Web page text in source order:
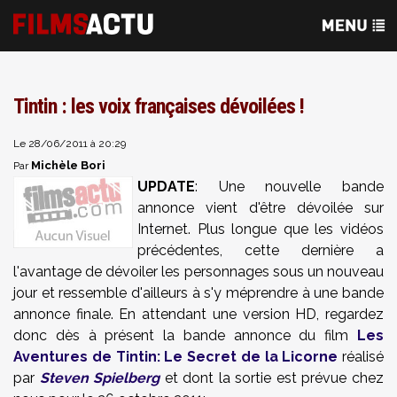
Tintin : les voix françaises dévoilées !
Le 28/06/2011 à 20:29
Par Michèle Bori
UPDATE: Une nouvelle bande
annonce vient d'être dévoilée sur
Internet. Plus longue que les vidéos
précédentes, cette dernière a
l'avantage de dévoiler les personnages sous un nouveau
jour et ressemble d'ailleurs à s'y méprendre à une bande
annonce finale. En attendant une version HD, regardez
donc dès à présent la bande annonce du film Les
Aventures de Tintin: Le Secret de la Licorne réalisé
par Steven Spielberget dont la sortie est prévue chez